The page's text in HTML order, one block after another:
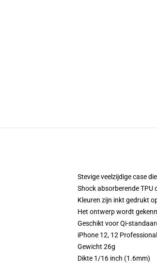
Stevige veelzijdige case
Shock absorberende
Kleuren zijn inkt gedrukt
Het ontwerp wordt
Geschikt voor Qi-
iPhone 12, 12
Gewicht 26g
Dikte 1/16 inch (1.6mm)